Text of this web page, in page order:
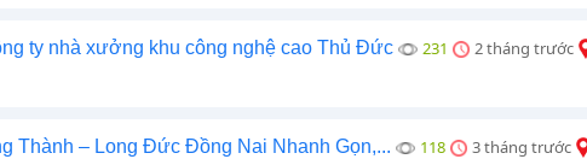
ty nhà xưởng khu công nghệ cao Thủ Đức 231 2 tháng trước
Thành – Long Đức Đồng Nai Nhanh Gọn,... 118 3 tháng trước